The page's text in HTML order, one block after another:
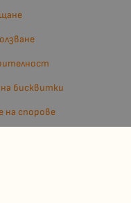
бисквитки
на спорове